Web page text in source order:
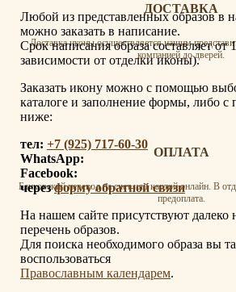
ДОСТАВКА
Доставка иконы осуществляется нашим
компанией до дверей.
ОПЛАТА
Банковский перевод на счет или картой онлайн. В
предоплата.
Любой из представленных образов в
можно заказать в написание.
Срок написания образа составляет от
зависимости от отделки иконы).
Заказать икону можно с помощью
каталоге и заполнение формы, либо
ниже:
тел: +7 (925) 717-60-30
WhatsApp:
Facebook:
черезформу обратной связи
На нашем сайте присутствуют далеко
перечень образов.
Для поиска необходимого образа вы
воспользоваться
Православным календарем.